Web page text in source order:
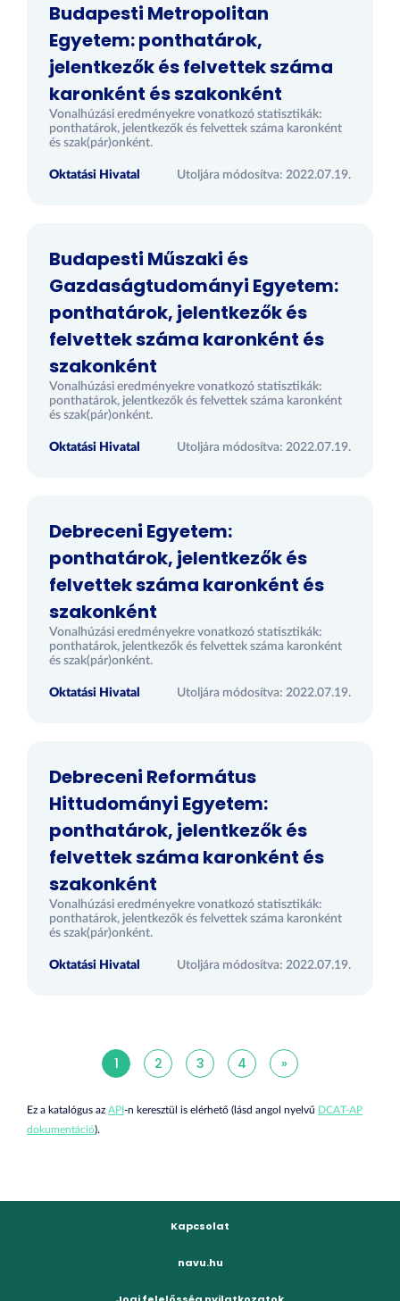
Budapesti Metropolitan
Egyetem: ponthatárok,
jelentkezők és felvettek száma
karonként és szakonként
Vonalhúzási eredményekre vonatkozó statisztikák:
ponthatárok, jelentkezők és felvettek száma karonként
és szak(pár)onként.
Oktatási Hivatal Utoljára módosítva: 2022.07.19.
Budapesti Műszaki és
Gazdaságtudományi Egyetem:
ponthatárok, jelentkezők és
felvettek száma karonként és
szakonként
Vonalhúzási eredményekre vonatkozó statisztikák:
ponthatárok, jelentkezők és felvettek száma karonként
és szak(pár)onként.
Oktatási Hivatal Utoljára módosítva: 2022.07.19.
Debreceni Egyetem:
ponthatárok, jelentkezők és
felvettek száma karonként és
szakonként
Vonalhúzási eredményekre vonatkozó statisztikák:
ponthatárok, jelentkezők és felvettek száma karonként
és szak(pár)onként.
Oktatási Hivatal Utoljára módosítva: 2022.07.19.
Debreceni Református
Hittudományi Egyetem:
ponthatárok, jelentkezők és
felvettek száma karonként és
szakonként
Vonalhúzási eredményekre vonatkozó statisztikák:
ponthatárok, jelentkezők és felvettek száma karonként
és szak(pár)onként.
Oktatási Hivatal Utoljára módosítva: 2022.07.19.
1 2 3 4 »
Ez a katalógus az API-n keresztül is elérhető (lásd angol nyelvű DCAT-AP
dokumentáció).
Kapcsolat
navu.hu